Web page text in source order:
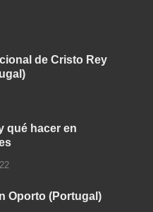
de Cristo Rey
qué hacer en
Oporto (Portugal)